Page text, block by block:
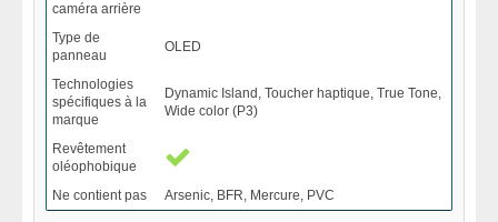
caméra arrière
Type de
panneau
OLED
Technologies
spécifiques à la
marque
Dynamic Island, Toucher haptique, True Tone,
Wide color (P3)
Revêtement
oléophobique
Ne contient pas
Arsenic, BFR, Mercure, PVC